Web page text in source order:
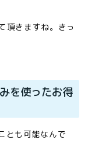
頂きますね。きっ
を使ったお得
とも可能なんで